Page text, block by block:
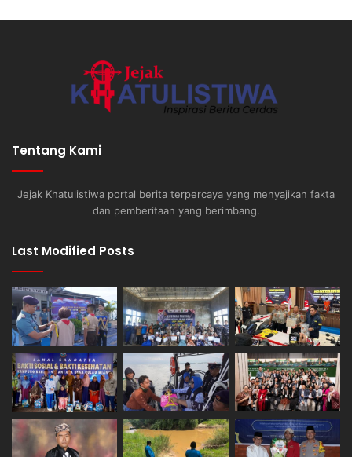
Tentang Kami
Jejak Khatulistiwa portal berita terpercaya yang menyajikan fakta
dan pemberitaan yang berimbang.
Last Modified Posts